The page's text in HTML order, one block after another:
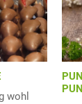
wohl